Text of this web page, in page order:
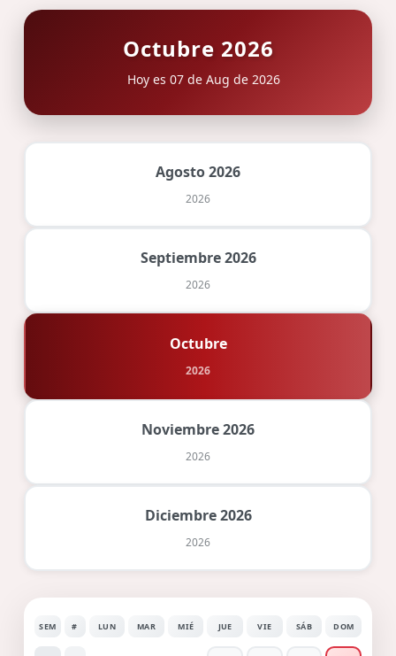
Octubre 2026
Hoy es 07 de Aug de 2026
Agosto 2026
2026
Septiembre 2026
2026
Octubre
2026
Noviembre 2026
2026
Diciembre 2026
2026
SEM # LUN MAR MIÉ JUE VIE SÁB DOM